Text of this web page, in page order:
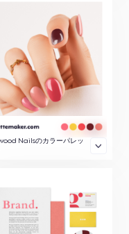
Nailsのカラーパレッ